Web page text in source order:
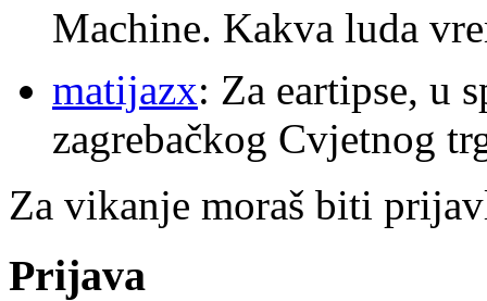
Machine. Kakva luda
matijazx: Za eartipse, u
zagrebačkog Cvjetnog
Za vikanje moraš biti
Prijava